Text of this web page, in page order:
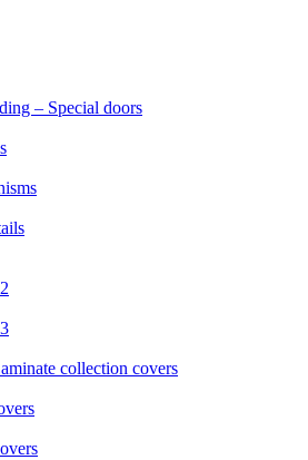
– Special doors
collection covers